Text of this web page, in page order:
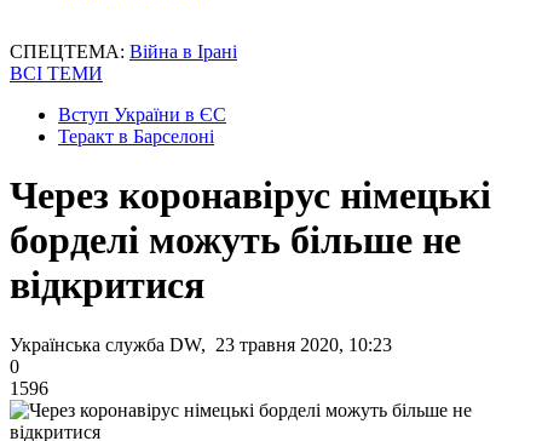
СПЕЦТЕМА: Війна в Ірані
ВСІ ТЕМИ
Вступ України в ЄС
Теракт в Барселоні
Через коронавірус німецькі
борделі можуть більше не
відкритися
Українська служба DW, 23 травня 2020, 10:23
0
1596